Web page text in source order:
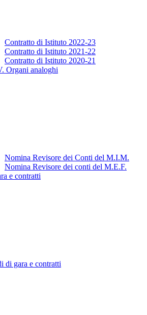
Contratto di Istituto 2022-23
Contratto di Istituto 2021-22
Contratto di Istituto 2020-21
Organi analoghi
Nomina Revisore dei Conti del M.I.M.
Nomina Revisore dei conti del M.E.F.
e contratti
di gara e contratti